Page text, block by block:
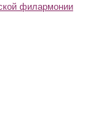
филармонии